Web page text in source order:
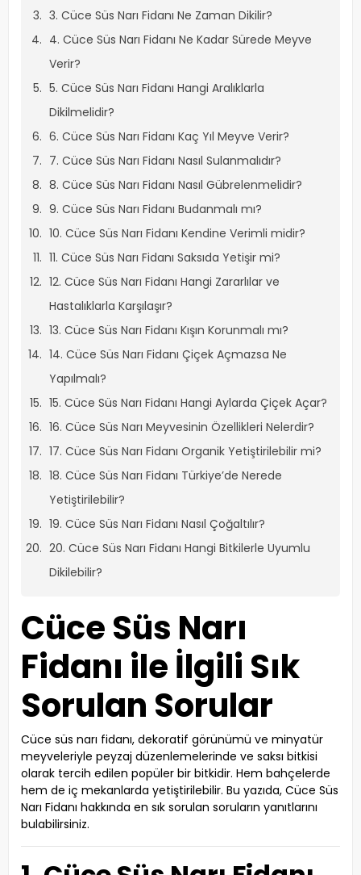
3. Cüce Süs Narı Fidanı Ne Zaman Dikilir?
4. Cüce Süs Narı Fidanı Ne Kadar Sürede Meyve
Verir?
5. Cüce Süs Narı Fidanı Hangi Aralıklarla
Dikilmelidir?
6. Cüce Süs Narı Fidanı Kaç Yıl Meyve Verir?
7. Cüce Süs Narı Fidanı Nasıl Sulanmalıdır?
8. Cüce Süs Narı Fidanı Nasıl Gübrelenmelidir?
9. Cüce Süs Narı Fidanı Budanmalı mı?
10. Cüce Süs Narı Fidanı Kendine Verimli midir?
11. Cüce Süs Narı Fidanı Saksıda Yetişir mi?
12. Cüce Süs Narı Fidanı Hangi Zararlılar ve
Hastalıklarla Karşılaşır?
13. Cüce Süs Narı Fidanı Kışın Korunmalı mı?
14. Cüce Süs Narı Fidanı Çiçek Açmazsa Ne
Yapılmalı?
15. Cüce Süs Narı Fidanı Hangi Aylarda Çiçek Açar?
16. Cüce Süs Narı Meyvesinin Özellikleri Nelerdir?
17. Cüce Süs Narı Fidanı Organik Yetiştirilebilir mi?
18. Cüce Süs Narı Fidanı Türkiye’de Nerede
Yetiştirilebilir?
19. Cüce Süs Narı Fidanı Nasıl Çoğaltılır?
20. Cüce Süs Narı Fidanı Hangi Bitkilerle Uyumlu
Dikilebilir?
Cüce Süs Narı
Fidanı ile İlgili Sık
Sorulan Sorular
Cüce süs narı fidanı, dekoratif görünümü ve minyatür
meyveleriyle peyzaj düzenlemelerinde ve saksı bitkisi
olarak tercih edilen popüler bir bitkidir. Hem bahçelerde
hem de iç mekanlarda yetiştirilebilir. Bu yazıda, Cüce Süs
Narı Fidanı hakkında en sık sorulan soruların yanıtlarını
bulabilirsiniz.